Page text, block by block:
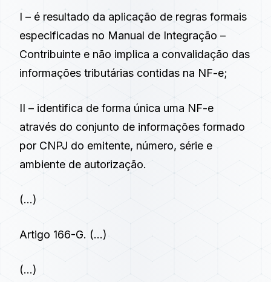
I – é resultado da aplicação de regras formais
especificadas no Manual de Integração –
Contribuinte e não implica a convalidação das
informações tributárias contidas na NF-e;
II – identifica de forma única uma NF-e
através do conjunto de informações formado
por CNPJ do emitente, número, série e
ambiente de autorização.
(…)
Artigo 166-G. (…)
(…)